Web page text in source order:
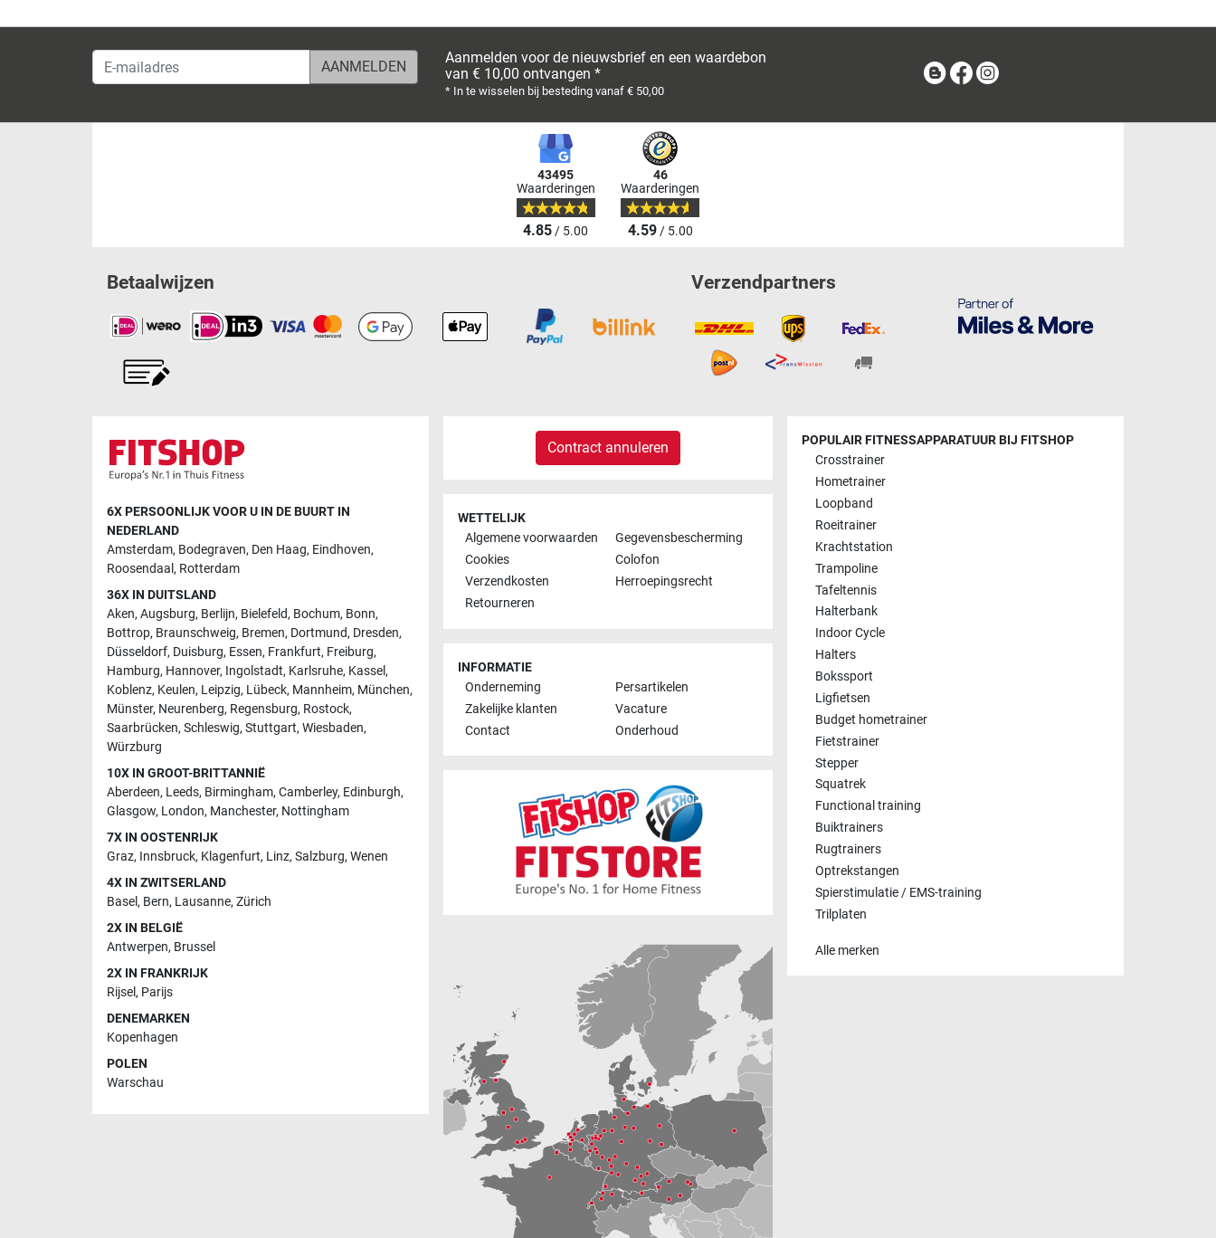
E-mailadres
Aanmelden voor de nieuwsbrief en een waardebon
van € 10,00 ontvangen *
* In te wisselen bij besteding vanaf € 50,00
BlogFacebook
43495
Waarderingen
4.85/ 5.00
46
Waarderingen
4.59/ 5.00
Betaalwijzen Verzendpartners
6X PERSOONLIJK VOOR U IN DE BUURT IN
NEDERLAND
Amsterdam, Bodegraven, Den Haag, Eindhoven,
Roosendaal , Rotterdam
36X IN DUITSLAND
Aken, Augsburg, Berlijn, Bielefeld, Bochum, Bonn,
Bottrop, Braunschweig, Bremen, Dortmund, Dresden,
Düsseldorf, Duisburg, Essen, Frankfurt, Freiburg,
Hamburg, Hannover, Ingolstadt, Karlsruhe, Kassel,
Koblenz, Keulen, Leipzig, Lübeck, Mannheim, München,
Münster, Neurenberg, Regensburg, Rostock,
Saarbrücken, Schleswig, Stuttgart, Wiesbaden,
Würzburg
10X IN GROOT-BRITTANNIË
Aberdeen, Leeds, Birmingham, Camberley, Edinburgh,
Glasgow, London, Manchester, Nottingham
7X IN OOSTENRIJK
Graz, Innsbruck, Klagenfurt, Linz, Salzburg, Wenen
4X IN ZWITSERLAND
Basel, Bern, Lausanne, Zürich
2X IN BELGIË
Antwerpen, Brussel
2X IN FRANKRIJK
Rijsel, Parijs
DENEMARKEN
Kopenhagen
POLEN
Warschau
Contract annuleren
WETTELIJK
Algemene voorwaarden
Gegevensbescherming
Cookies
Colofon
Verzendkosten
Herroepingsrecht
Retourneren
INFORMATIE
Onderneming
Persartikelen
Zakelijke klanten
Vacature
Contact
Onderhoud
POPULAIR FITNESSAPPARATUUR BIJ FITSHOP
Crosstrainer
Hometrainer
Loopband
Roeitrainer
Krachtstation
Trampoline
Tafeltennis
Halterbank
Indoor Cycle
Halters
Bokssport
Ligfietsen
Budget hometrainer
Fietstrainer
Stepper
Squatrek
Functional training
Buiktrainers
Rugtrainers
Optrekstangen
Spierstimulatie / EMS-training
Trilplaten
Alle merken